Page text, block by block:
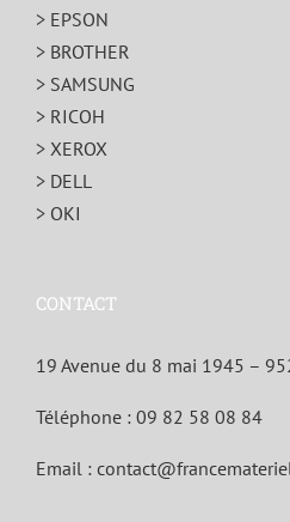
> EPSON
> BROTHER
> SAMSUNG
> RICOH
> XEROX
> DELL
> OKI
CONTACT
19 Avenue du 8 mai 1945 –
Téléphone : 09 82 58 08 84
Email :